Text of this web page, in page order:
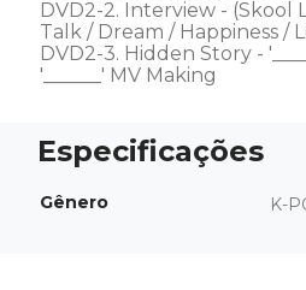
DVD2-2. Interview - (Skool
Talk / Dream / Happiness /
DVD2-3. Hidden Story -
'______' MV Making
Gênero K-